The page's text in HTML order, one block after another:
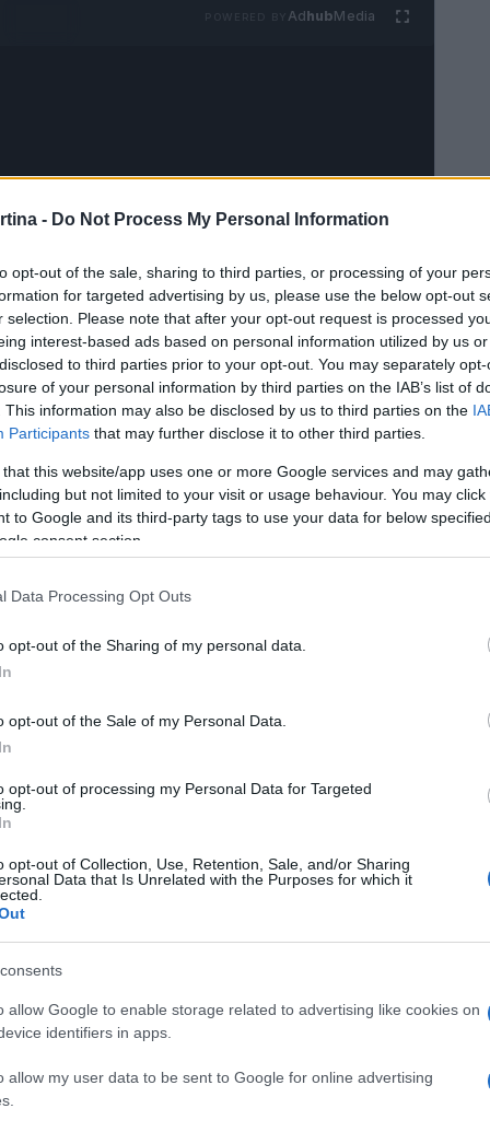
- Do Not Process My Personal Information
opt-out of the sale, sharing to third parties, or processing of your
for targeted advertising by us, please use the below opt-out
selection. Please note that after your opt-out request is processed
interest-based ads based on personal information utilized by us
to third parties prior to your opt-out. You may separately
of your personal information by third parties on the IAB’s list of
This information may also be disclosed by us to third parties on the
Participants that may further disclose it to other third parties.
that this website/app uses one or more Google services and may
but not limited to your visit or usage behaviour. You may
to Google and its third-party tags to use your data for below
consent section.
Data Processing Opt Outs
opt-out of the Sharing of my personal data.
opt-out of the Sale of my Personal Data.
opt-out of processing my Personal Data for Targeted
opt-out of Collection, Use, Retention, Sale, and/or Sharing
Data that Is Unrelated with the Purposes for which it
allow Google to enable storage related to advertising like cookies on
identifiers in apps.
allow my user data to be sent to Google for online advertising
AdhubMedia
infortunio,Mikaela Shiffrin è pronta a tornare
il suo rientro in pista per lo slalom
Questo evento rappresenta l’ultima gara
Mondiali di Saalbach , che si svolgeranno
è stata accolta con entusiasmo dai fan e
l’ora di rivedere la Shiffrin in azione.
la seconda manche del gigante di
percorso di recupero. L’incidente le ha
al fianco, che ha richiesto un intervento
ha mantenuto un atteggiamento positivo e
di tornare in forma per affrontare le sfide